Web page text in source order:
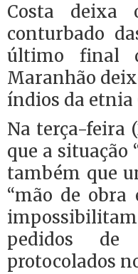
Costa
conturbado
último final
Maranhão
índios da etnia
Na terça-feira
que a situação
também que
“mão de obra
pedidos de
protocolados